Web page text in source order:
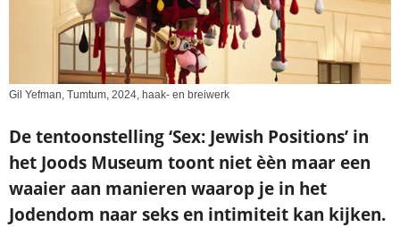
Gil Yefman, Tumtum, 2024, haak- en breiwerk
De tentoonstelling ‘Sex: Jewish Positions’ in
het Joods Museum toont niet èèn maar een
waaier aan manieren waarop je in het
Jodendom naar seks en intimiteit kan kijken.